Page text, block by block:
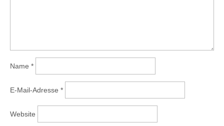
Name *
E-Mail-Adresse *
Website